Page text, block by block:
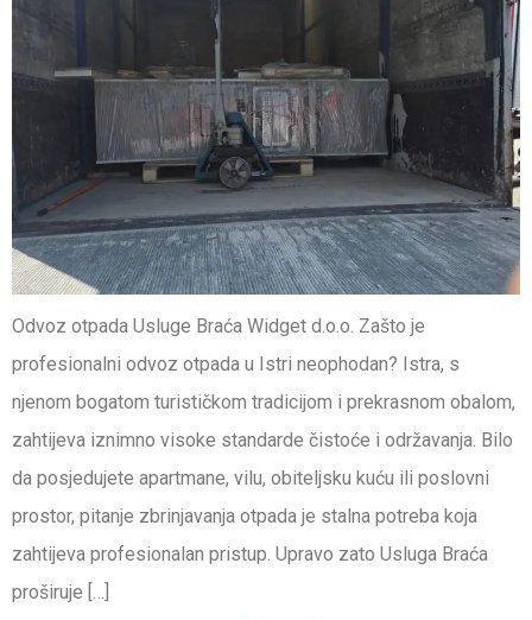
Odvoz otpada Usluge Braća Widget d.o.o. Zašto je
profesionalni odvoz otpada u Istri neophodan? Istra, s
njenom bogatom turističkom tradicijom i prekrasnom obalom,
zahtijeva iznimno visoke standarde čistoće i održavanja. Bilo
da posjedujete apartmane, vilu, obiteljsku kuću ili poslovni
prostor, pitanje zbrinjavanja otpada je stalna potreba koja
zahtijeva profesionalan pristup. Upravo zato Usluga Braća
proširuje […]